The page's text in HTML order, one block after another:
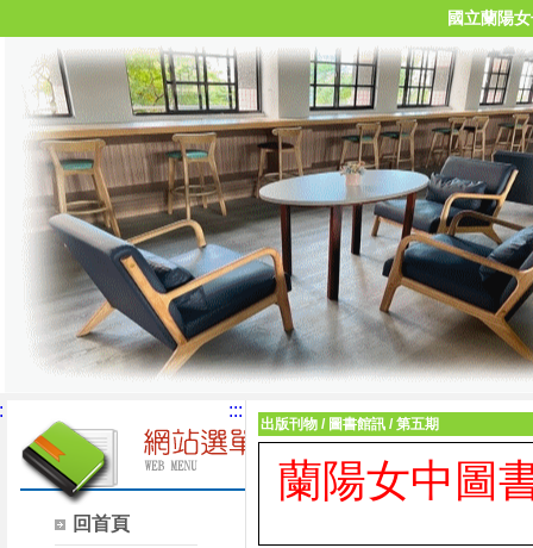
國立蘭陽
回首頁
:::
出版刊物 / 圖書館訊 /第五期
蘭陽女中圖